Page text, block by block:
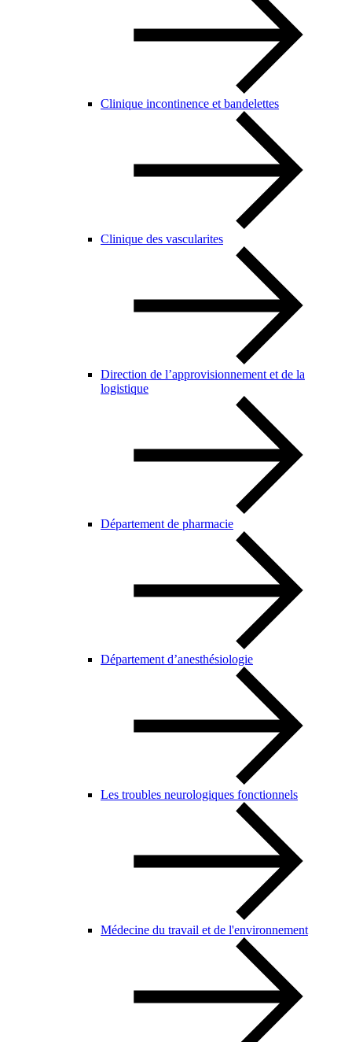
Clinique incontinence et bandelettes
Clinique des vascularites
Direction de l’approvisionnement et de la
logistique
Département de pharmacie
Département d’anesthésiologie
Les troubles neurologiques fonctionnels
Médecine du travail et de l'environnement